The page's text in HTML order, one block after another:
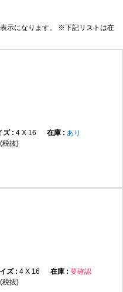
示になります。 ※下記リストは在
4 X 16
あり
税抜)
4 X 16
要確認
税抜)